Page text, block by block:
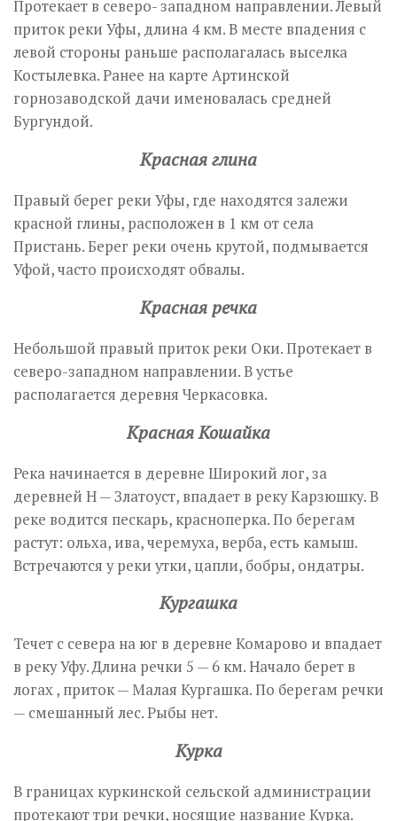
Протекает в северо- западном направлении. Левый
приток реки Уфы, длина 4 км. В месте впадения с
левой стороны раньше располагалась выселка
Костылевка. Ранее на карте Артинской
горнозаводской дачи именовалась средней
Бургундой.
Красная глина
Правый берег реки Уфы, где находятся залежи
красной глины, расположен в 1 км от села
Пристань. Берег реки очень крутой, подмывается
Уфой, часто происходят обвалы.
Красная речка
Небольшой правый приток реки Оки. Протекает в
северо-западном направлении. В устье
располагается деревня Черкасовка.
Красная Кошайка
Река начинается в деревне Широкий лог, за
деревней Н — Златоуст, впадает в реку Карзюшку. В
реке водится пескарь, красноперка. По берегам
растут: ольха, ива, черемуха, верба, есть камыш.
Встречаются у реки утки, цапли, бобры, ондатры.
Кургашка
Течет с севера на юг в деревне Комарово и впадает
в реку Уфу. Длина речки 5 — 6 км. Начало берет в
логах , приток — Малая Кургашка. По берегам речки
— смешанный лес. Рыбы нет.
Курка
В границах куркинской сельской администрации
протекают три речки, носящие название Курка.